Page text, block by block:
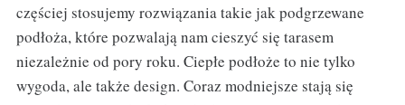
częściej stosujemy rozwiązania takie jak podgrzewane
podłoża, które pozwalają nam cieszyć się tarasem
niezależnie od pory roku. Ciepłe podłoże to nie tylko
wygoda, ale także design. Coraz modniejsze stają się